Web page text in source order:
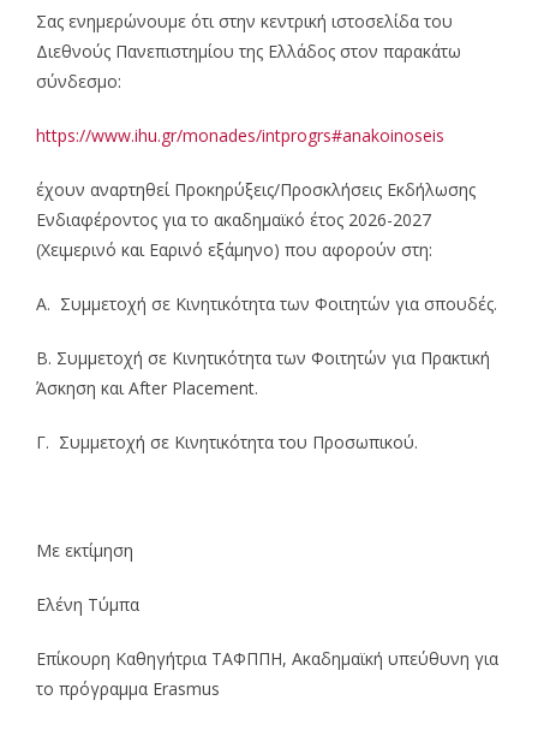
Σας ενημερώνουμε ότι στην κεντρική ιστοσελίδα του
Διεθνούς Πανεπιστημίου της Ελλάδος στον παρακάτω
σύνδεσμο:
https://www.ihu.gr/monades/intprogrs#anakoinoseis
έχουν αναρτηθεί Προκηρύξεις/Προσκλήσεις Εκδήλωσης
Ενδιαφέροντος για το ακαδημαϊκό έτος 2026-2027
(Χειμερινό και Εαρινό εξάμηνο) που αφορούν στη:
Α. Συμμετοχή σε Κινητικότητα των Φοιτητών για σπουδές.
Β. Συμμετοχή σε Κινητικότητα των Φοιτητών για Πρακτική
Άσκηση και After Placement.
Γ. Συμμετοχή σε Κινητικότητα του Προσωπικού.
Με εκτίμηση
Ελένη Τύμπα
Επίκουρη Καθηγήτρια ΤΑΦΠΠΗ, Ακαδημαϊκή υπεύθυνη για
το πρόγραμμα Erasmus